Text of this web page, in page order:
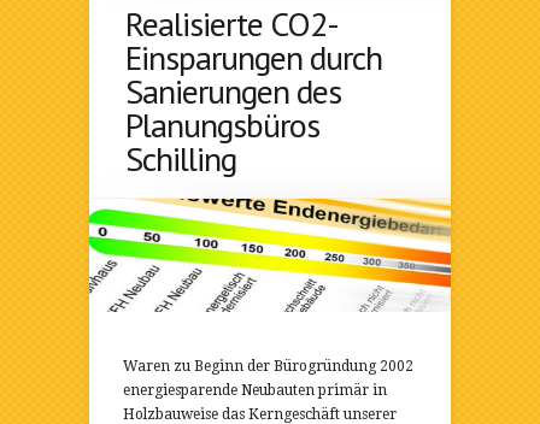
Realisierte CO2-
Einsparungen durch
Sanierungen des
Planungsbüros
Schilling
Waren zu Beginn der Bürogründung 2002
energiesparende Neubauten primär in
Holzbauweise das Kerngeschäft unserer